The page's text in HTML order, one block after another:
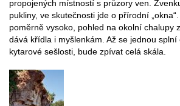
propojených místností s průzory ven.
pukliny, ve skutečnosti jde o přírodní
poměrně vysoko, pohled na okolní chalupy
dává křídla i myšlenkám. Až se jednou
kytarové sešlosti, bude zpívat celá skála.